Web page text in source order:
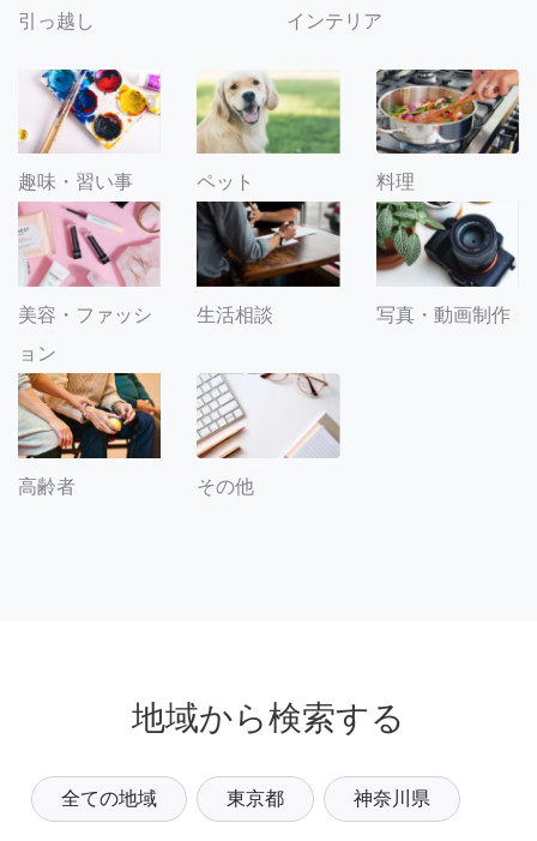
引っ越し インテリア
趣味・習い事 ペット 料理
美容・ファッシ
ョン
生活相談 写真・動画制作
高齢者 その他
地域から検索する
全ての地域 東京都 神奈川県